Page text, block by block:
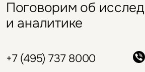
Поговорим об
и аналитике
+7 (495) 737 8000